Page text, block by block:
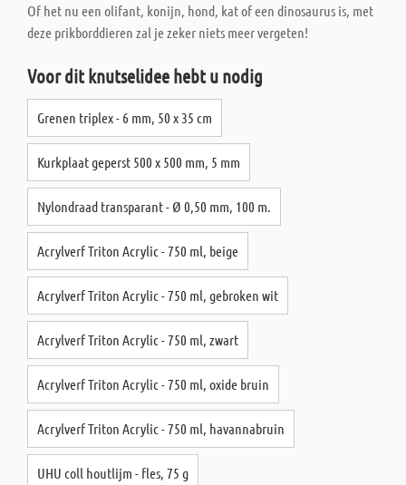
Of het nu een olifant, konijn, hond, kat of een dinosaurus is, met
deze prikborddieren zal je zeker niets meer vergeten!
Voor dit knutselidee hebt u nodig
Grenen triplex - 6 mm, 50 x 35 cm
Kurkplaat geperst 500 x 500 mm, 5 mm
Nylondraad transparant - Ø 0,50 mm, 100 m.
Acrylverf Triton Acrylic - 750 ml, beige
Acrylverf Triton Acrylic - 750 ml, gebroken wit
Acrylverf Triton Acrylic - 750 ml, zwart
Acrylverf Triton Acrylic - 750 ml, oxide bruin
Acrylverf Triton Acrylic - 750 ml, havannabruin
UHU coll houtlijm - fles, 75 g